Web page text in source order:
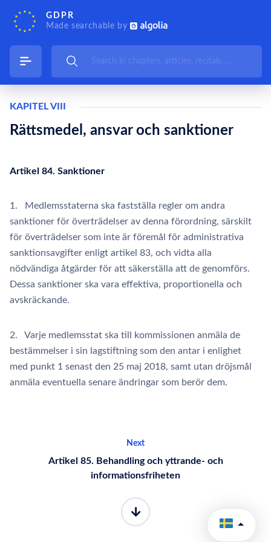
GDPR
Made searchable by
KAPITEL VIII
Rättsmedel, ansvar och sanktioner
Artikel 84. Sanktioner
1. Medlemsstaterna ska fastställa regler om andra
sanktioner för överträdelser av denna förordning, särskilt
för överträdelser som inte är föremål för administrativa
sanktionsavgifter enligt artikel 83, och vidta alla
nödvändiga åtgärder för att säkerställa att de genomförs.
Dessa sanktioner ska vara effektiva, proportionella och
avskräckande.
2. Varje medlemsstat ska till kommissionen anmäla de
bestämmelser i sin lagstiftning som den antar i enlighet
med punkt 1 senast den 25 maj 2018, samt utan dröjsmål
anmäla eventuella senare ändringar som berör dem.
Next
Artikel 85. Behandling och yttrande- och
informationsfriheten